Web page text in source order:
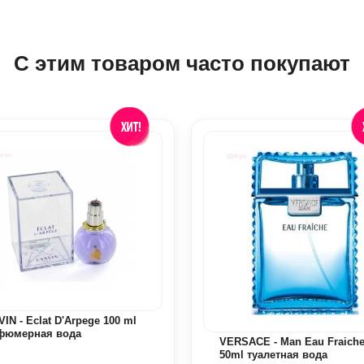
С этим товаром часто покупают
- Eclat D'Arpege 100 ml
вода
VERSACE - Man Eau Fraiche
50ml туалетная вода